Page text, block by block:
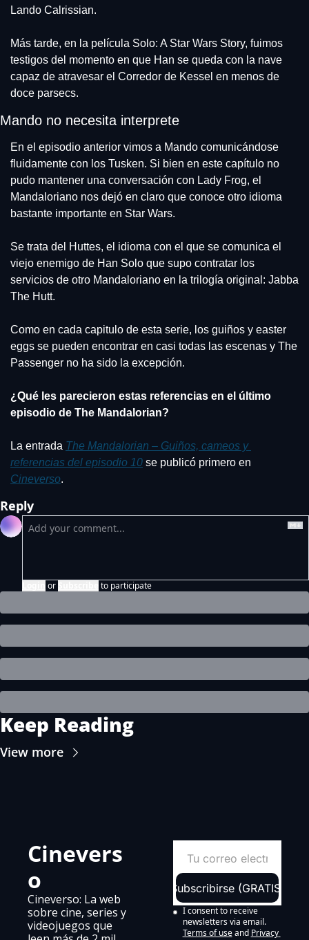
Lando Calrissian.
Más tarde, en la película Solo: A Star Wars Story, fuimos
testigos del momento en que Han se queda con la nave
capaz de atravesar el Corredor de Kessel en menos de
doce parsecs.
Mando no necesita interprete
En el episodio anterior vimos a Mando comunicándose
fluidamente con los Tusken. Si bien en este capítulo no
pudo mantener una conversación con Lady Frog, el
Mandaloriano nos dejó en claro que conoce otro idioma
bastante importante en Star Wars.
Se trata del Huttes, el idioma con el que se comunica el
viejo enemigo de Han Solo que supo contratar los
servicios de otro Mandaloriano en la trilogía original: Jabba
The Hutt.
Como en cada capitulo de esta serie, los guiños y easter
eggs se pueden encontrar en casi todas las escenas y The
Passenger no ha sido la excepción.
¿Qué les parecieron estas referencias en el último
episodio de The Mandalorian?
La entrada The Mandalorian – Guiños, cameos y
referencias del episodio 10
Cineverso.
Reply
or to participate
Keep Reading
View more
Cinevers
o
Cineverso: La web
sobre cine, series y
videojuegos que
Subscribirse (GRATIS)
I consent to receive
newsletters via email.
Terms of use and Privacy